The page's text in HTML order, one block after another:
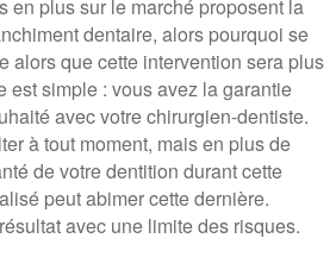
en plus sur le marché proposent la
dentaire, alors pourquoi se
alors que cette intervention sera plus
est simple : vous avez la garantie
avec votre chirurgien-dentiste.
à tout moment, mais en plus de
de votre dentition durant cette
peut abimer cette dernière.
avec une limite des risques.